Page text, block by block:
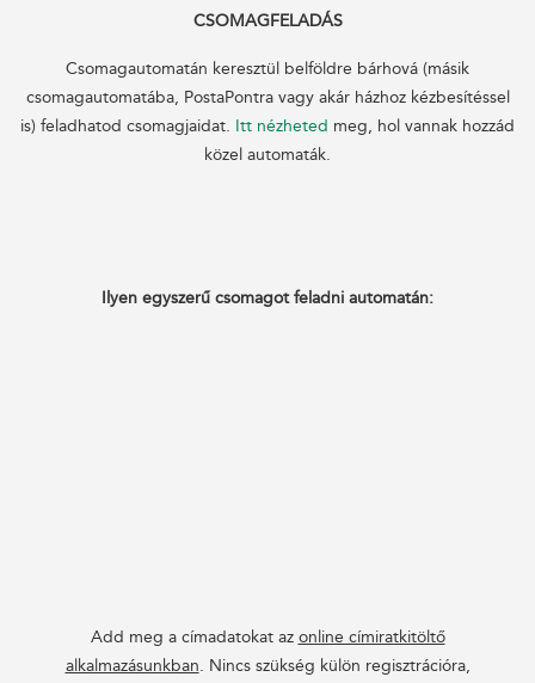
CSOMAGFELADÁS
Csomagautomatán keresztül belföldre bárhová (másik
csomagautomatába, PostaPontra vagy akár házhoz kézbesítéssel
is) feladhatod csomagjaidat. Itt nézheted meg, hol vannak hozzád
közel automaták.
Ilyen egyszerű csomagot feladni automatán:
Add meg a címadatokat az online címiratkitöltő
alkalmazásunkban. Nincs szükség külön regisztrációra,